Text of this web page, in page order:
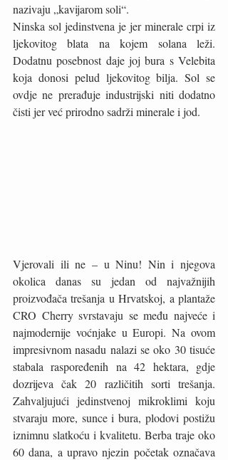
nazivaju „kavijarom soli“.
Ninska sol jedinstvena je jer minerale crpi iz
ljekovitog blata na kojem solana leži.
Dodatnu posebnost daje joj bura s Velebita
koja donosi pelud ljekovitog bilja. Sol se
ovdje ne prerađuje industrijski niti dodatno
čisti jer već prirodno sadrži minerale i jod.
Vjerovali ili ne – u Ninu! Nin i njegova
okolica danas su jedan od najvažnijih
proizvođača trešanja u Hrvatskoj, a plantaže
CRO Cherry svrstavaju se među najveće i
najmodernije voćnjake u Europi. Na ovom
impresivnom nasadu nalazi se oko 30 tisuće
stabala raspoređenih na 42 hektara, gdje
dozrijeva čak 20 različitih sorti trešanja.
Zahvaljujući jedinstvenoj mikroklimi koju
stvaraju more, sunce i bura, plodovi postižu
iznimnu slatkoću i kvalitetu. Berba traje oko
60 dana, a upravo njezin početak označava